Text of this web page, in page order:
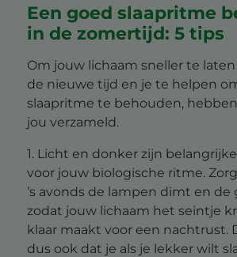
Een goed slaapritme
in de zomertijd: 5 tips
Om jouw lichaam sneller te
de nieuwe tijd en je te helpen
slaapritme te behouden,
jou verzameld.
1. Licht en donker zijn
voor jouw biologische ritme.
’s avonds de lampen dimt en de
zodat jouw lichaam het seintje
klaar maakt voor een nachtrust.
dus ook dat je als je lekker wilt